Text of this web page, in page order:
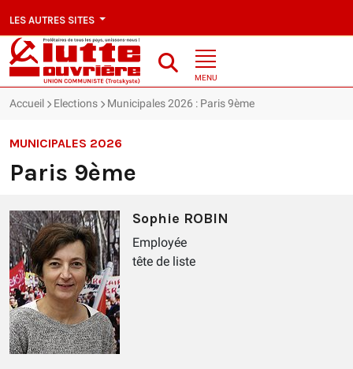
LES AUTRES SITES
MENU
Accueil Elections Municipales 2026 : Paris 9ème
MUNICIPALES 2026
Paris 9ème
Sophie ROBIN
Employée
tête de liste